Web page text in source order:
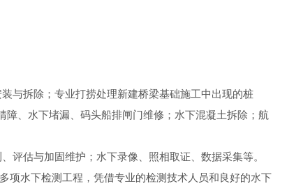
与拆除；专业打捞处理新建桥梁基础施工中出现的桩
、水下堵漏、码头船排闸门维修；水下混凝土拆除；航
评估与加固维护；水下录像、照相取证、数据采集等。
项水下检测工程，凭借专业的检测技术人员和良好的水下